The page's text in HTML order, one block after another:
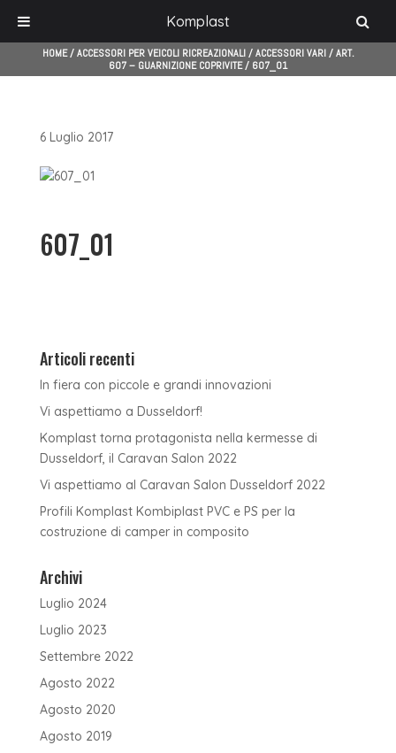
HOME/ACCESSORI PER VEICOLI RICREAZIONALI/ACCESSORI VARI/ART.
607 – GUARNIZIONE COPRIVITE/ 607_01
6 Luglio 2017
607_01
Articoli recenti
In fiera con piccole e grandi innovazioni
Vi aspettiamo a Dusseldorf!
Komplast torna protagonista nella kermesse di
Dusseldorf, il Caravan Salon 2022
Vi aspettiamo al Caravan Salon Dusseldorf 2022
Profili Komplast Kombiplast PVC e PS per la
costruzione di camper in composito
Archivi
Luglio 2024
Luglio 2023
Settembre 2022
Agosto 2022
Agosto 2020
Agosto 2019
Komplast